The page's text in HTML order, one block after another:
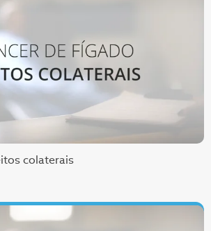
colaterais